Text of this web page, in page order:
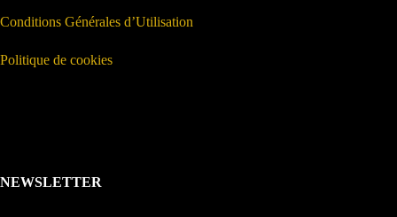
Conditions Générales d’Utilisation
Politique de cookies
NEWSLETTER